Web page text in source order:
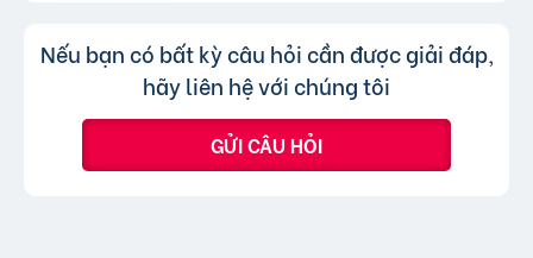
bài đăng.
Trả lời:
Không, trang web chỉ chấp nhận các
tin đăng sử dụng tiếng Việt có dấu.
Nếu bạn có bất kỳ câu hỏi cần được giải đáp,
hãy liên hệ với chúng tôi
GỬI CÂU HỎI